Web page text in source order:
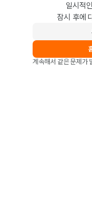
일시적
잠시 후에
계속해서 같은 문제가